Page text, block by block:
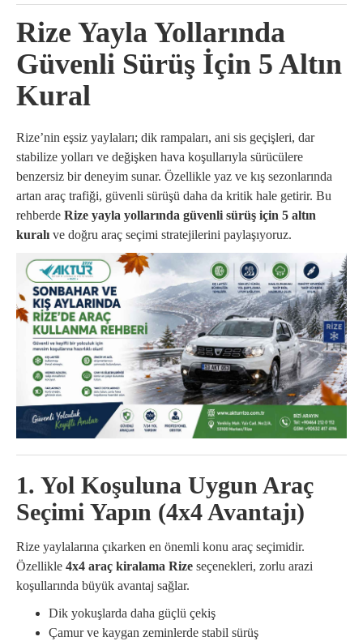
Rize Yayla Yollarında
Güvenli Sürüş İçin 5 Altın
Kural
Rize’nin eşsiz yaylaları; dik rampaları, ani sis geçişleri, dar
stabilize yolları ve değişken hava koşullarıyla sürücülere
benzersiz bir deneyim sunar. Özellikle yaz ve kış sezonlarında
artan araç trafiği, güvenli sürüşü daha da kritik hale getirir. Bu
rehberde Rize yayla yollarında güvenli sürüş için 5 altın
kuralı ve doğru araç seçimi stratejilerini paylaşıyoruz.
1. Yol Koşuluna Uygun Araç
Seçimi Yapın (4x4 Avantajı)
Rize yaylalarına çıkarken en önemli konu araç seçimidir.
Özellikle 4x4 araç kiralama Rize seçenekleri, zorlu arazi
koşullarında büyük avantaj sağlar.
Dik yokuşlarda daha güçlü çekiş
Çamur ve kaygan zeminlerde stabil sürüş